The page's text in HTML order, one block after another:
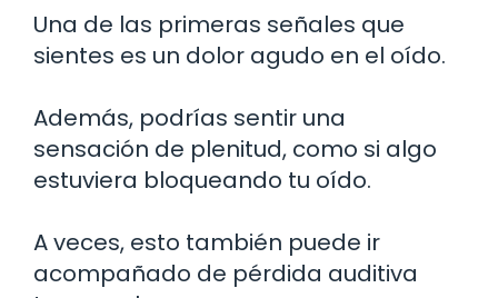
Una de las primeras señales que
sientes es un dolor agudo en el oído.
Además, podrías sentir una
sensación de plenitud, como si algo
estuviera bloqueando tu oído.
A veces, esto también puede ir
acompañado de pérdida auditiva